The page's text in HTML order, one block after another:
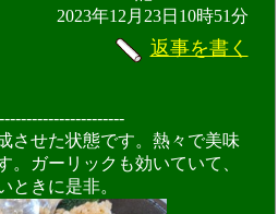
2023年12月23日10時51分
返事を書く
させた状態です。熱々で美味
。ガーリックも効いていて、
ときに是非。